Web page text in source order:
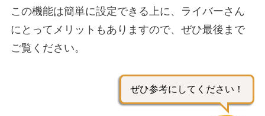
この機能は簡単に設定できる上に、ライバーさん
にとってメリットもありますので、ぜひ最後まで
ご覧ください。
ぜひ参考にしてください！